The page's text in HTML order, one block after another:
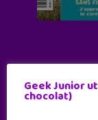
Geek Junior
chocolat)